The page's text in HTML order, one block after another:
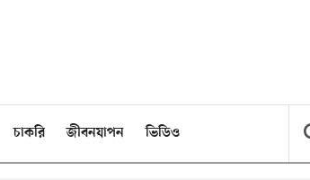
চাকরি জীবনযাপন ভিডিও